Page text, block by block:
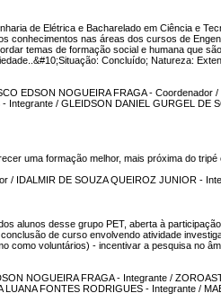
de Elétrica e Bacharelado em Ciência e
conhecimentos nas áreas dos cursos de
temas de formação social e humana que
Concluído; Natureza:
EDSON NOGUEIRA FRAGA - Coordenador
Integrante / GLEIDSON DANIEL GURGEL DE
uma formação melhor, mais próxima do tripé
/ IDALMIR DE SOUZA QUEIROZ JUNIOR -
alunos desse grupo PET, aberta à
de curso envolvendo atividade
como voluntários) - incentivar a pesquisa no
NOGUEIRA FRAGA - Integrante /
FONTES RODRIGUES - Integrante /